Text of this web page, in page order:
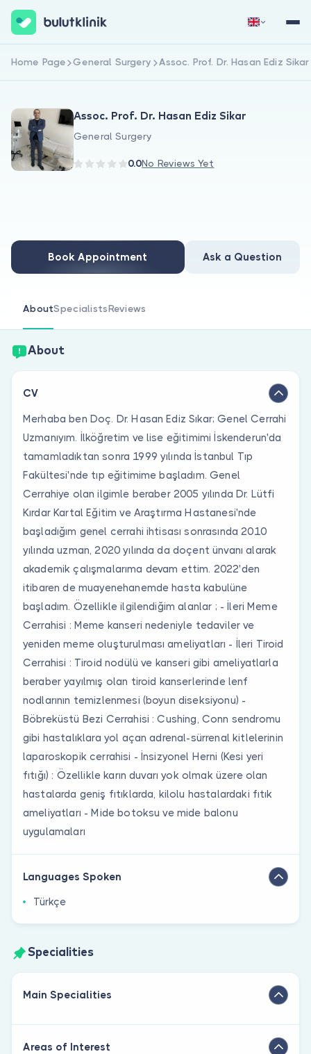
For Doctors
Are you a doctor?
Sign Up Now Sign In
Home Page General Surgery Assoc. Prof. Dr. Hasan Ediz Sikar
Assoc. Prof. Dr. Hasan Ediz Sikar
General Surgery
0.0No Reviews Yet
Book Appointment Ask a Question
AboutSpecialistsReviews
About
CV
Merhaba ben Doç. Dr. Hasan Ediz Sıkar; Genel Cerrahi
Uzmanıyım. İlköğretim ve lise eğitimimi İskenderun'da
tamamladıktan sonra 1999 yılında İstanbul Tıp
Fakültesi'nde tıp eğitimime başladım. Genel
Cerrahiye olan ilgimle beraber 2005 yılında Dr. Lütfi
Kırdar Kartal Eğitim ve Araştırma Hastanesi'nde
başladığım genel cerrahi ihtisası sonrasında 2010
yılında uzman, 2020 yılında da doçent ünvanı alarak
akademik çalışmalarıma devam ettim. 2022'den
itibaren de muayenehanemde hasta kabulüne
başladım. Özellikle ilgilendiğim alanlar ; - İleri Meme
Cerrahisi : Meme kanseri nedeniyle tedaviler ve
yeniden meme oluşturulması ameliyatları - İleri Tiroid
Cerrahisi : Tiroid nodülü ve kanseri gibi ameliyatlarla
beraber yayılmış olan tiroid kanserlerinde lenf
nodlarının temizlenmesi (boyun diseksiyonu) -
Böbreküstü Bezi Cerrahisi : Cushing, Conn sendromu
gibi hastalıklara yol açan adrenal-sürrenal kitlelerinin
laparoskopik cerrahisi - İnsizyonel Herni (Kesi yeri
fıtığı) : Özellikle karın duvarı yok olmak üzere olan
hastalarda geniş fıtıklarda, kilolu hastalardaki fıtık
ameliyatları - Mide botoksu ve mide balonu
uygulamaları
Languages Spoken
Türkçe
Specialities
Main Specialities
Areas of Interest